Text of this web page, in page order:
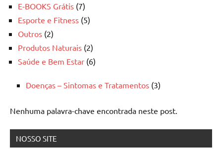
E-BOOKS Grátis (7)
Esporte e Fitness (5)
Outros (2)
Produtos Naturais (2)
Saúde e Bem Estar (6)
Doenças – Sintomas e Tratamentos (3)
Nenhuma palavra-chave encontrada neste post.
NOSSO SITE